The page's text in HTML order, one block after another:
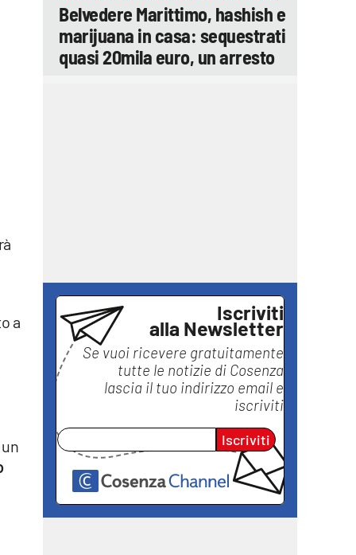
a
Belvedere Marittimo, hashish e
marijuana in casa: sequestrati
quasi 20mila euro, un arresto
Iscriviti
alla Newsletter
Se vuoi ricevere gratuitamente
tutte le notizie di Cosenza
lascia il tuo indirizzo email e
iscriviti
Iscriviti